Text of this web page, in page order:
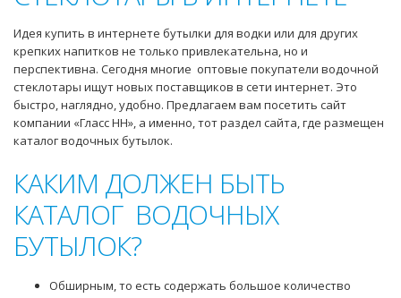
Идея купить в интернете бутылки для водки или для других
крепких напитков не только привлекательна, но и
перспективна. Сегодня многие оптовые покупатели водочной
стеклотары ищут новых поставщиков в сети интернет. Это
быстро, наглядно, удобно. Предлагаем вам посетить сайт
компании «Гласс НН», а именно, тот раздел сайта, где размещен
каталог водочных бутылок.
КАКИМ ДОЛЖЕН БЫТЬ
КАТАЛОГ ВОДОЧНЫХ
БУТЫЛОК?
Обширным, то есть содержать большое количество